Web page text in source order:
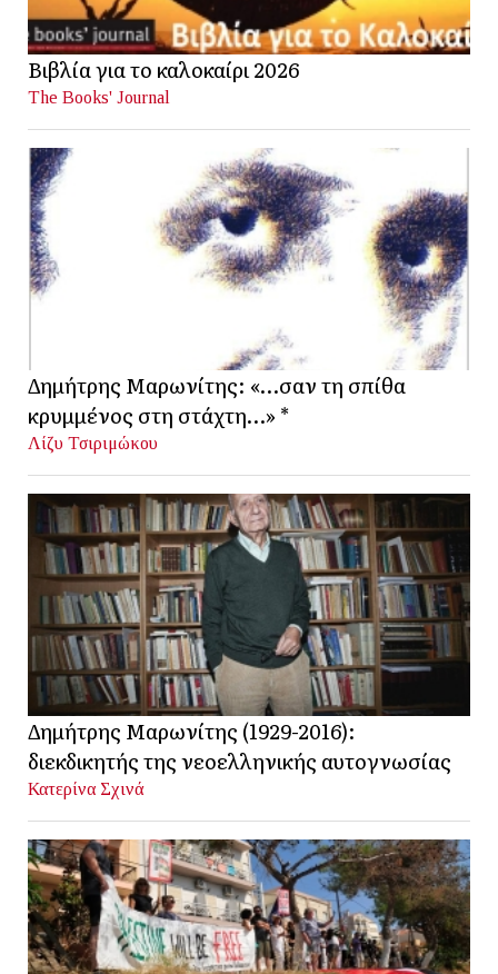
Βιβλία για το καλοκαίρι 2026
The Books' Journal
Δημήτρης Μαρωνίτης: «…σαν τη σπίθα
κρυμμένος στη στάχτη…» *
Λίζυ Τσιριμώκου
Δημήτρης Μαρωνίτης (1929-2016):
διεκδικητής της νεοελληνικής αυτογνωσίας
Κατερίνα Σχινά